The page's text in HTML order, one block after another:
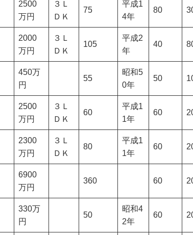
2500
万円
３Ｌ
ＤＫ
75
平成1
4年
80
2000
万円
３Ｌ
ＤＫ
105
平成2
年
40
450万
円
55
昭和5
0年
50
2500
万円
３Ｌ
ＤＫ
60
平成1
1年
60
2300
万円
３Ｌ
ＤＫ
80
平成1
1年
60
6900
万円
360 60
330万
円
50
昭和4
2年
60